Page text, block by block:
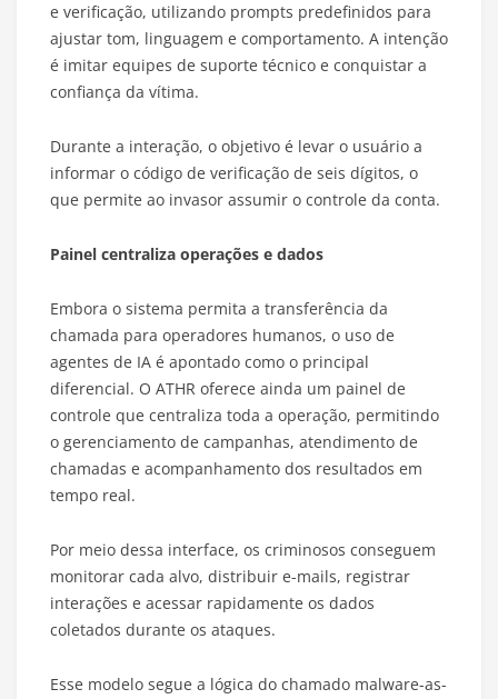
e verificação, utilizando prompts predefinidos para
ajustar tom, linguagem e comportamento. A intenção
é imitar equipes de suporte técnico e conquistar a
confiança da vítima.
Durante a interação, o objetivo é levar o usuário a
informar o código de verificação de seis dígitos, o
que permite ao invasor assumir o controle da conta.
Painel centraliza operações e dados
Embora o sistema permita a transferência da
chamada para operadores humanos, o uso de
agentes de IA é apontado como o principal
diferencial. O ATHR oferece ainda um painel de
controle que centraliza toda a operação, permitindo
o gerenciamento de campanhas, atendimento de
chamadas e acompanhamento dos resultados em
tempo real.
Por meio dessa interface, os criminosos conseguem
monitorar cada alvo, distribuir e-mails, registrar
interações e acessar rapidamente os dados
coletados durante os ataques.
Esse modelo segue a lógica do chamado malware-as-